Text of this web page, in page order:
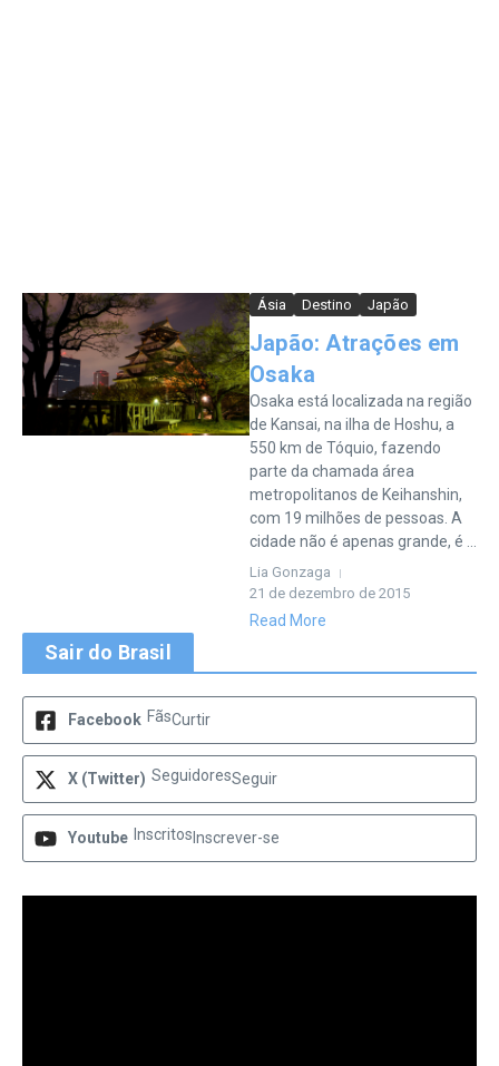
Ásia Destino Japão
Japão: Atrações em
Osaka
Osaka está localizada na região
de Kansai, na ilha de Hoshu, a
550 km de Tóquio, fazendo
parte da chamada área
metropolitanos de Keihanshin,
com 19 milhões de pessoas. A
cidade não é apenas grande, é ...
Lia Gonzaga
21 de dezembro de 2015
Read More
Sair do Brasil
Facebook FãsCurtir
X (Twitter) SeguidoresSeguir
Youtube Inscritos Inscrever-se